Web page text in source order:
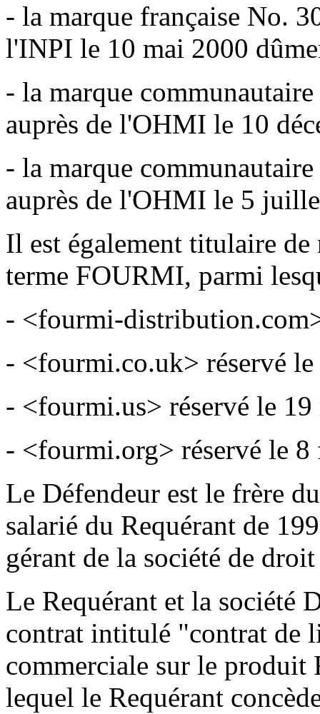
- la marque française No.
l'INPI le 10 mai 2000
- la marque
auprès de l'OHMI le 10
- la marque
auprès de l'OHMI le 5
Il est également titulaire
terme FOURMI, parmi
- <fourmi-
- <fourmi.co.uk> réservé
- <fourmi.us> réservé le
- <fourmi.org> réservé le
Le Défendeur est le frère
salarié du Requérant de
gérant de la société de
Le Requérant et la société
contrat intitulé "contrat de
commerciale sur le
lequel le Requérant